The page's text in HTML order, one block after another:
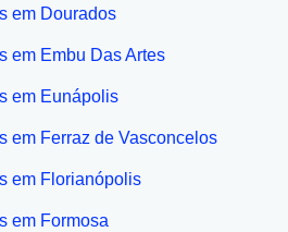
em Dourados
em Embu Das Artes
em Eunápolis
em Ferraz de Vasconcelos
em Florianópolis
em Formosa